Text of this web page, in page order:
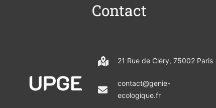
Contact
21 Rue de Cléry, 75002 Paris
contact@genie-
ecologique.fr